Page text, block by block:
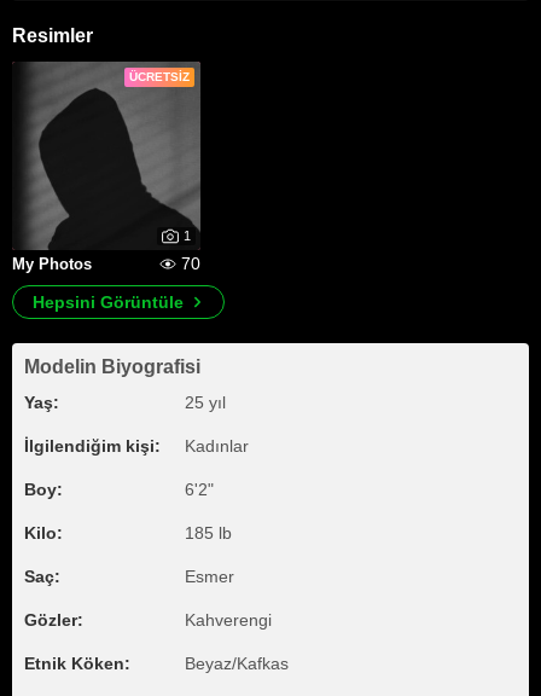
Resimler
ÜCRETSIZ
1
My Photos
70
Hepsini Görüntüle
Modelin Biyografisi
Yaş: 25 yıl
İlgilendiğim kişi: Kadınlar
Boy: 6'2"
Kilo: 185 lb
Saç: Esmer
Gözler: Kahverengi
Etnik Köken: Beyaz/Kafkas